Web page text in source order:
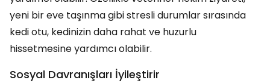
yeni bir eve taşınma gibi stresli durumlar sırasında
kedi otu, kedinizin daha rahat ve huzurlu
hissetmesine yardımcı olabilir.
Sosyal Davranışları İyileştirir